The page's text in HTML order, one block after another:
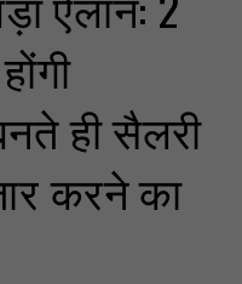
ही सैलरी
करने का